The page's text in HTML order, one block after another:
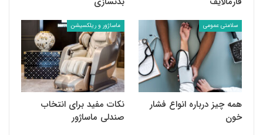
سلامتی عمومی
همه چیز درباره انواع فشار
خون
ماساژور و ریلکسیشن
نکات مفید برای انتخاب
صندلی ماساژور